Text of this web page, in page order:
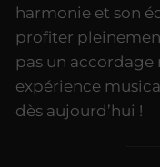
harmonie et son
profiter
pas un
expérience
dès aujourd’hui !